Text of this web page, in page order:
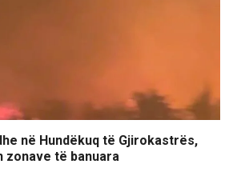
në Hundëkuq të Gjirokastrës,
zonave të banuara